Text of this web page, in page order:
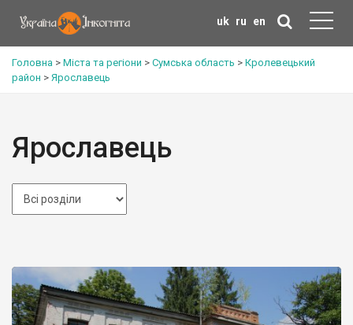
uk ru en
Головна > Міста та регіони > Сумська область > Кролевецький
район > Ярославець
Ярославець